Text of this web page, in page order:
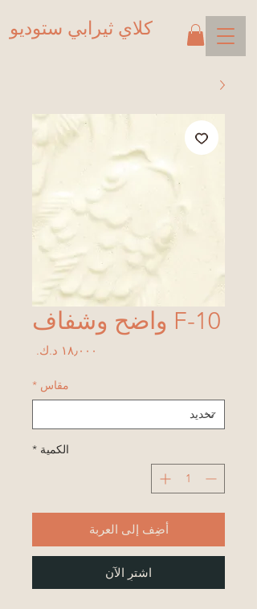
كلاي ثيرابي ستوديو
F-10 واضح وشفاف
مقاس *
الكمية *
أضِف إلى العربة
اشترِ الآن